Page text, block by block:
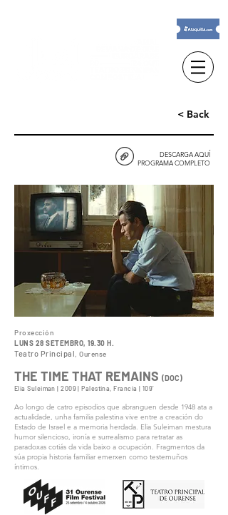
< Back
DESCARGA AQUÍ
PROGRAMA COMPLETO
Proxección
LUNS 28 SETEMBRO, 19.30 H.
Teatro Principal , Ourense
THE TIME THAT REMAINS (DOC)
Elia Suleiman | 2009 | Palestina, Francia | 109’
Ao longo de catro episodios que abranguen desde 1948 ata a
actualidade, unha familia palestina vive entre a creación do
Estado de Israel e a memoria herdada. Elia Suleiman mestura
humor silencioso, ironía e surrealismo para retratar as
paradoxas cotiás da vida baixo a ocupación. Fragmentos da
súa propia historia familiar emerxen como testemuños
íntimos.